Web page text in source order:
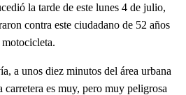
la tarde de este lunes 4 de julio,
contra este ciudadano de 52 años
a unos diez minutos del área urbana
carretera es muy, pero muy peligrosa